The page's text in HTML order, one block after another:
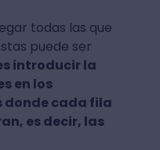
todas las que
puede ser
introducir la
en los
donde cada fila
es decir, las